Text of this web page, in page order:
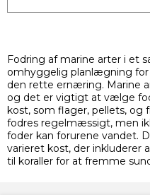
Fodring af marine arter i et
omhyggelig planlægning for
den rette ernæring. Marine
og det er vigtigt at vælge
kost, som flager, pellets, og
fodres regelmæssigt, men
foder kan forurene vandet.
varieret kost, der inkluderer
til koraller for at fremme